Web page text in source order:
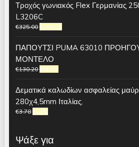
Τροχός γωνιακός Flex Γερμανίας
L3206C
€325.00 €260.00
ΠΑΠΟΥΤΣΙ PUMA 63010
ΜΟΝΤΕΛΟ
€130.20 €80.00
Δεματικά καλωδίων ασφαλείας
280χ4,5mm Ιταλίας.
€3.78 €2.90
Ψάξε για